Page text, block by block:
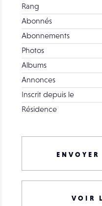
Rang
Abonnés
Abonnements
Photos
Albums
Annonces
Inscrit depuis le
Résidence
VOIR